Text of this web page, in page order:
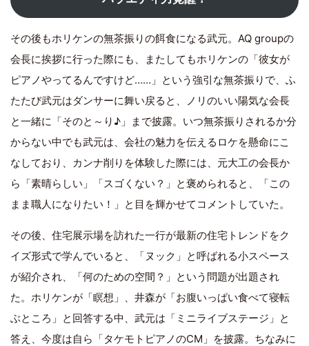
その後もホリケンの無茶振りの餌食になる武元。AQ groupの
会長に挨拶に行った際にも、またしてもホリケンの「彼女が
ピアノやってるんですけど……」という強引な無茶振りで、ふ
たたび武元はダンサーに舞い戻ると、ノリのいい陽気な会長
と一緒に「そのと～り♪」まで披露。いつ無茶振りされるか分
からない中でも武元は、会社の魅力を伝えるロケを懸命にこ
なしており、カンナ削りを体験した際には、元大工の会長か
ら「素晴らしい」「スゴくない？」と褒められると、「この
まま職人になりたい！」と目を輝かせてコメントしていた。
その後、住宅展示場を訪れた一行が最新の住宅トレンドをク
イズ形式で学んでいると、「ヌック」と呼ばれる小スペース
が紹介され、「何のための空間？」という問題が出題され
た。ホリケンが「瞑想」、井森が「お腹いっぱい食べて寝転
ぶところ」と回答する中、武元は「ミニライブステージ」と
答え、今度は自ら「タケモトピアノのCM」を披露。ちなみに